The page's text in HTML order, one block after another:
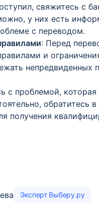
свяжитесь с
у них есть
с переводом.
: Перед
и
непредвиденных
с проблемой, которая
обратитесь
получения
Эксперт Выберу.ру